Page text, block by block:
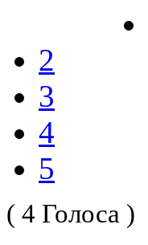
2
3
4
5
( 4 Голоса )